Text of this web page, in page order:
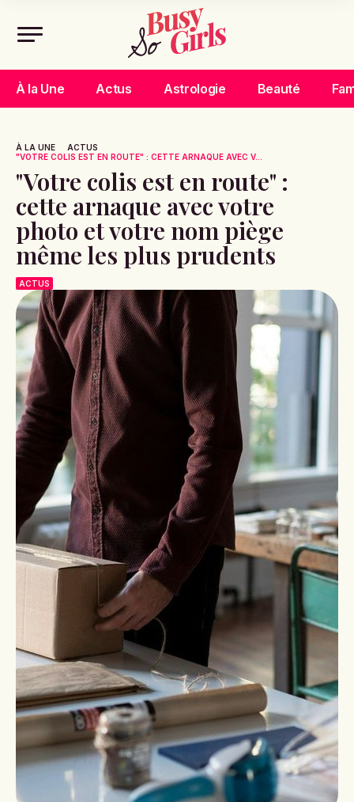
À la Une Actus Astrologie Beauté
À LA UNE
ACTUS
"VOTRE COLIS EST EN ROUTE" : CETTE ARNAQUE AVEC V...
"Votre colis est en route" :
cette arnaque avec votre
photo et votre nom piège
même les plus prudents
ACTUS